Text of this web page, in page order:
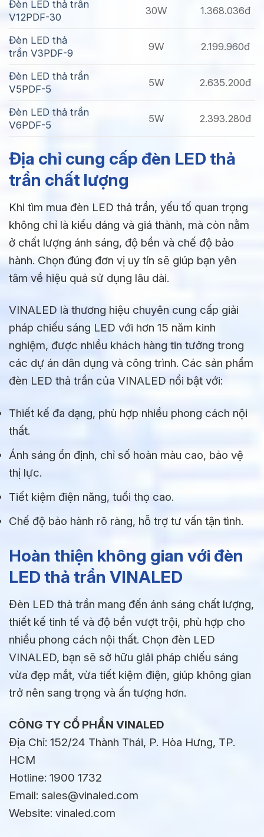
Đèn LED thả trần
V12PDF-30
30W 1.368.036đ
Đèn LED thả
trần V3PDF-9
9W 2.199.960đ
Đèn LED thả trần
V5PDF-5
5W 2.635.200đ
Đèn LED thả trần
V6PDF-5
5W 2.393.280đ
Địa chỉ cung cấp đèn LED thả
trần chất lượng
Khi tìm mua đèn LED thả trần, yếu tố quan trọng
không chỉ là kiểu dáng và giá thành, mà còn nằm
ở chất lượng ánh sáng, độ bền và chế độ bảo
hành. Chọn đúng đơn vị uy tín sẽ giúp bạn yên
tâm về hiệu quả sử dụng lâu dài.
VINALED là thương hiệu chuyên cung cấp giải
pháp chiếu sáng LED với hơn 15 năm kinh
nghiệm, được nhiều khách hàng tin tưởng trong
các dự án dân dụng và công trình. Các sản phẩm
đèn LED thả trần của VINALED nổi bật với:
Thiết kế đa dạng, phù hợp nhiều phong cách nội
thất.
Ánh sáng ổn định, chỉ số hoàn màu cao, bảo vệ
thị lực.
Tiết kiệm điện năng, tuổi thọ cao.
Chế độ bảo hành rõ ràng, hỗ trợ tư vấn tận tình.
Hoàn thiện không gian với đèn
LED thả trần VINALED
Đèn LED thả trần mang đến ánh sáng chất lượng,
thiết kế tinh tế và độ bền vượt trội, phù hợp cho
nhiều phong cách nội thất. Chọn đèn LED
VINALED, bạn sẽ sở hữu giải pháp chiếu sáng
vừa đẹp mắt, vừa tiết kiệm điện, giúp không gian
trở nên sang trọng và ấn tượng hơn.
CÔNG TY CỔ PHẦN VINALED
Địa Chỉ: 152/24 Thành Thái, P. Hòa Hưng, TP.
HCM
Hotline: 1900 1732
Email: sales@vinaled.com
Website: vinaled.com